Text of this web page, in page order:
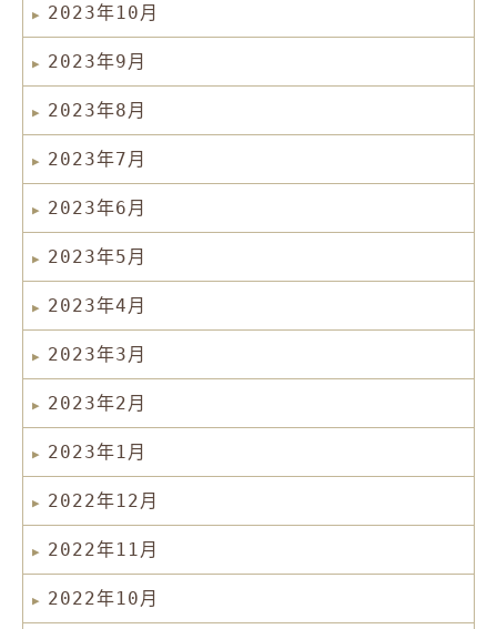
2023年10月
2023年9月
2023年8月
2023年7月
2023年6月
2023年5月
2023年4月
2023年3月
2023年2月
2023年1月
2022年12月
2022年11月
2022年10月